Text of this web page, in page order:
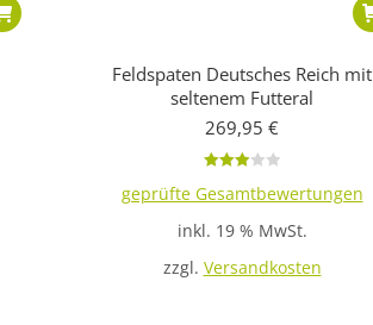
Feldspaten Deutsches Reich mit
seltenem Futteral
269,95 €
mit
von 5
geprüfte Gesamtbewertungen
inkl. 19 % MwSt.
zzgl. Versandkosten